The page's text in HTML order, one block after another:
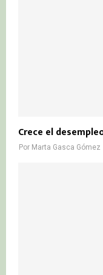
Crece el
Por Marta Gasca Gómez